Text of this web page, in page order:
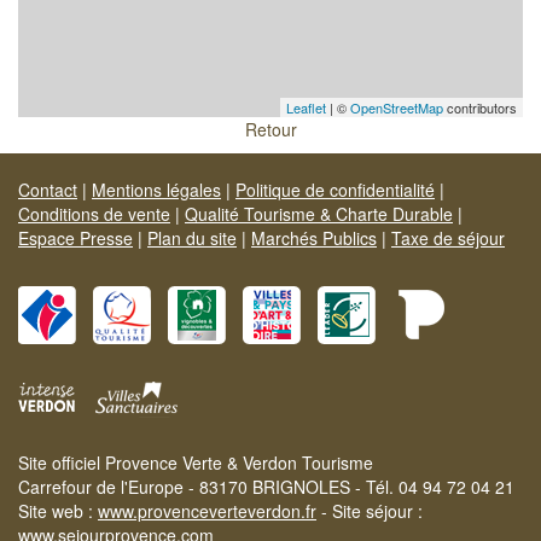
Leaflet | ©OpenStreetMapcontributors
Retour
Contact | Mentions légales | Politique de confidentialité |
Conditions de vente | Qualité Tourisme & Charte Durable |
Espace Presse | Plan du site | Marchés Publics | Taxe de séjour
Site officiel Provence Verte & Verdon Tourisme
Carrefour de l'Europe - 83170 BRIGNOLES - Tél. 04 94 72 04 21
Site web : www.provenceverteverdon.fr - Site séjour :
www.sejourprovence.com